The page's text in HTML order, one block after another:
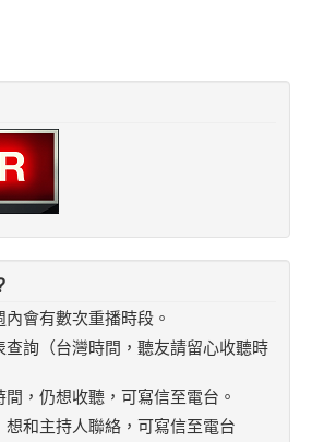
會有數次重播時段。
詢（台灣時間，聽友請留心收聽時
，仍想收聽，可寫信至電台。
和主持人聯絡，可寫信至電台